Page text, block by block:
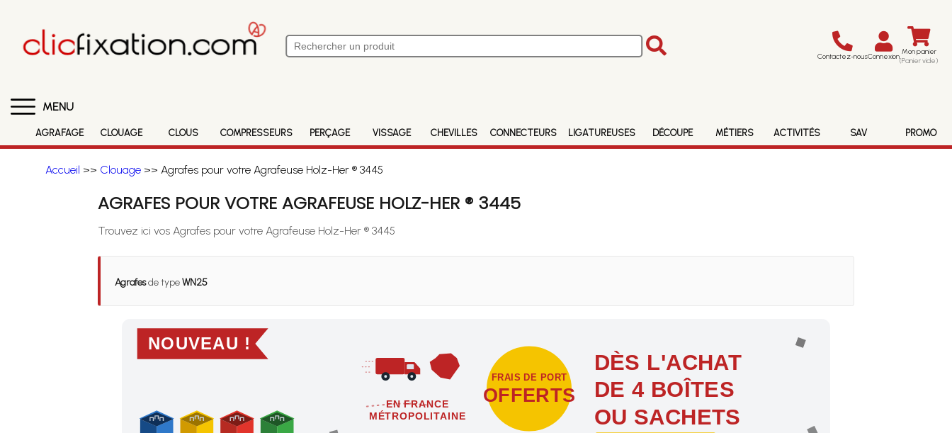
Contactez-nousConnexion Mon panier
(Panier vide)
MENU
AGRAFAGE CLOUAGE CLOUS COMPRESSEURS PERÇAGE VISSAGE CHEVILLES CONNECTEURS LIGATUREUSES DÉCOUPE MÉTIERS ACTIVITÉS SAV PROMO
Accueil >> Clouage>> Agrafes pour votre Agrafeuse Holz-Her ® 3445
AGRAFES POUR VOTRE AGRAFEUSE HOLZ-HER ® 3445
Trouvez ici vos Agrafes pour votre Agrafeuse Holz-Her ® 3445
Agrafesde typeWN25
NOUVEAU !
EN FRANCE
MÉTROPOLITAINE
FRAIS DE PORT
OFFERTS
DÈS L'ACHAT
DE 4 BOÎTES
OU SACHETS